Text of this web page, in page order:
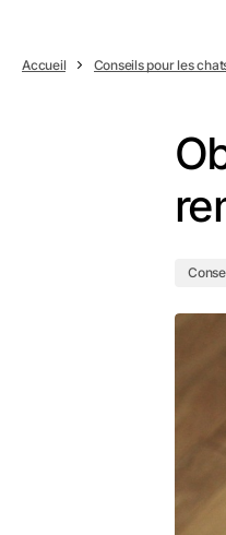
Accueil Conseils pour les